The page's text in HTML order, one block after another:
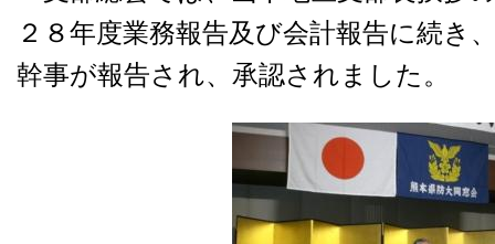
２８年度業務報告及び会計報告に続き
幹事が報告され、承認されました。